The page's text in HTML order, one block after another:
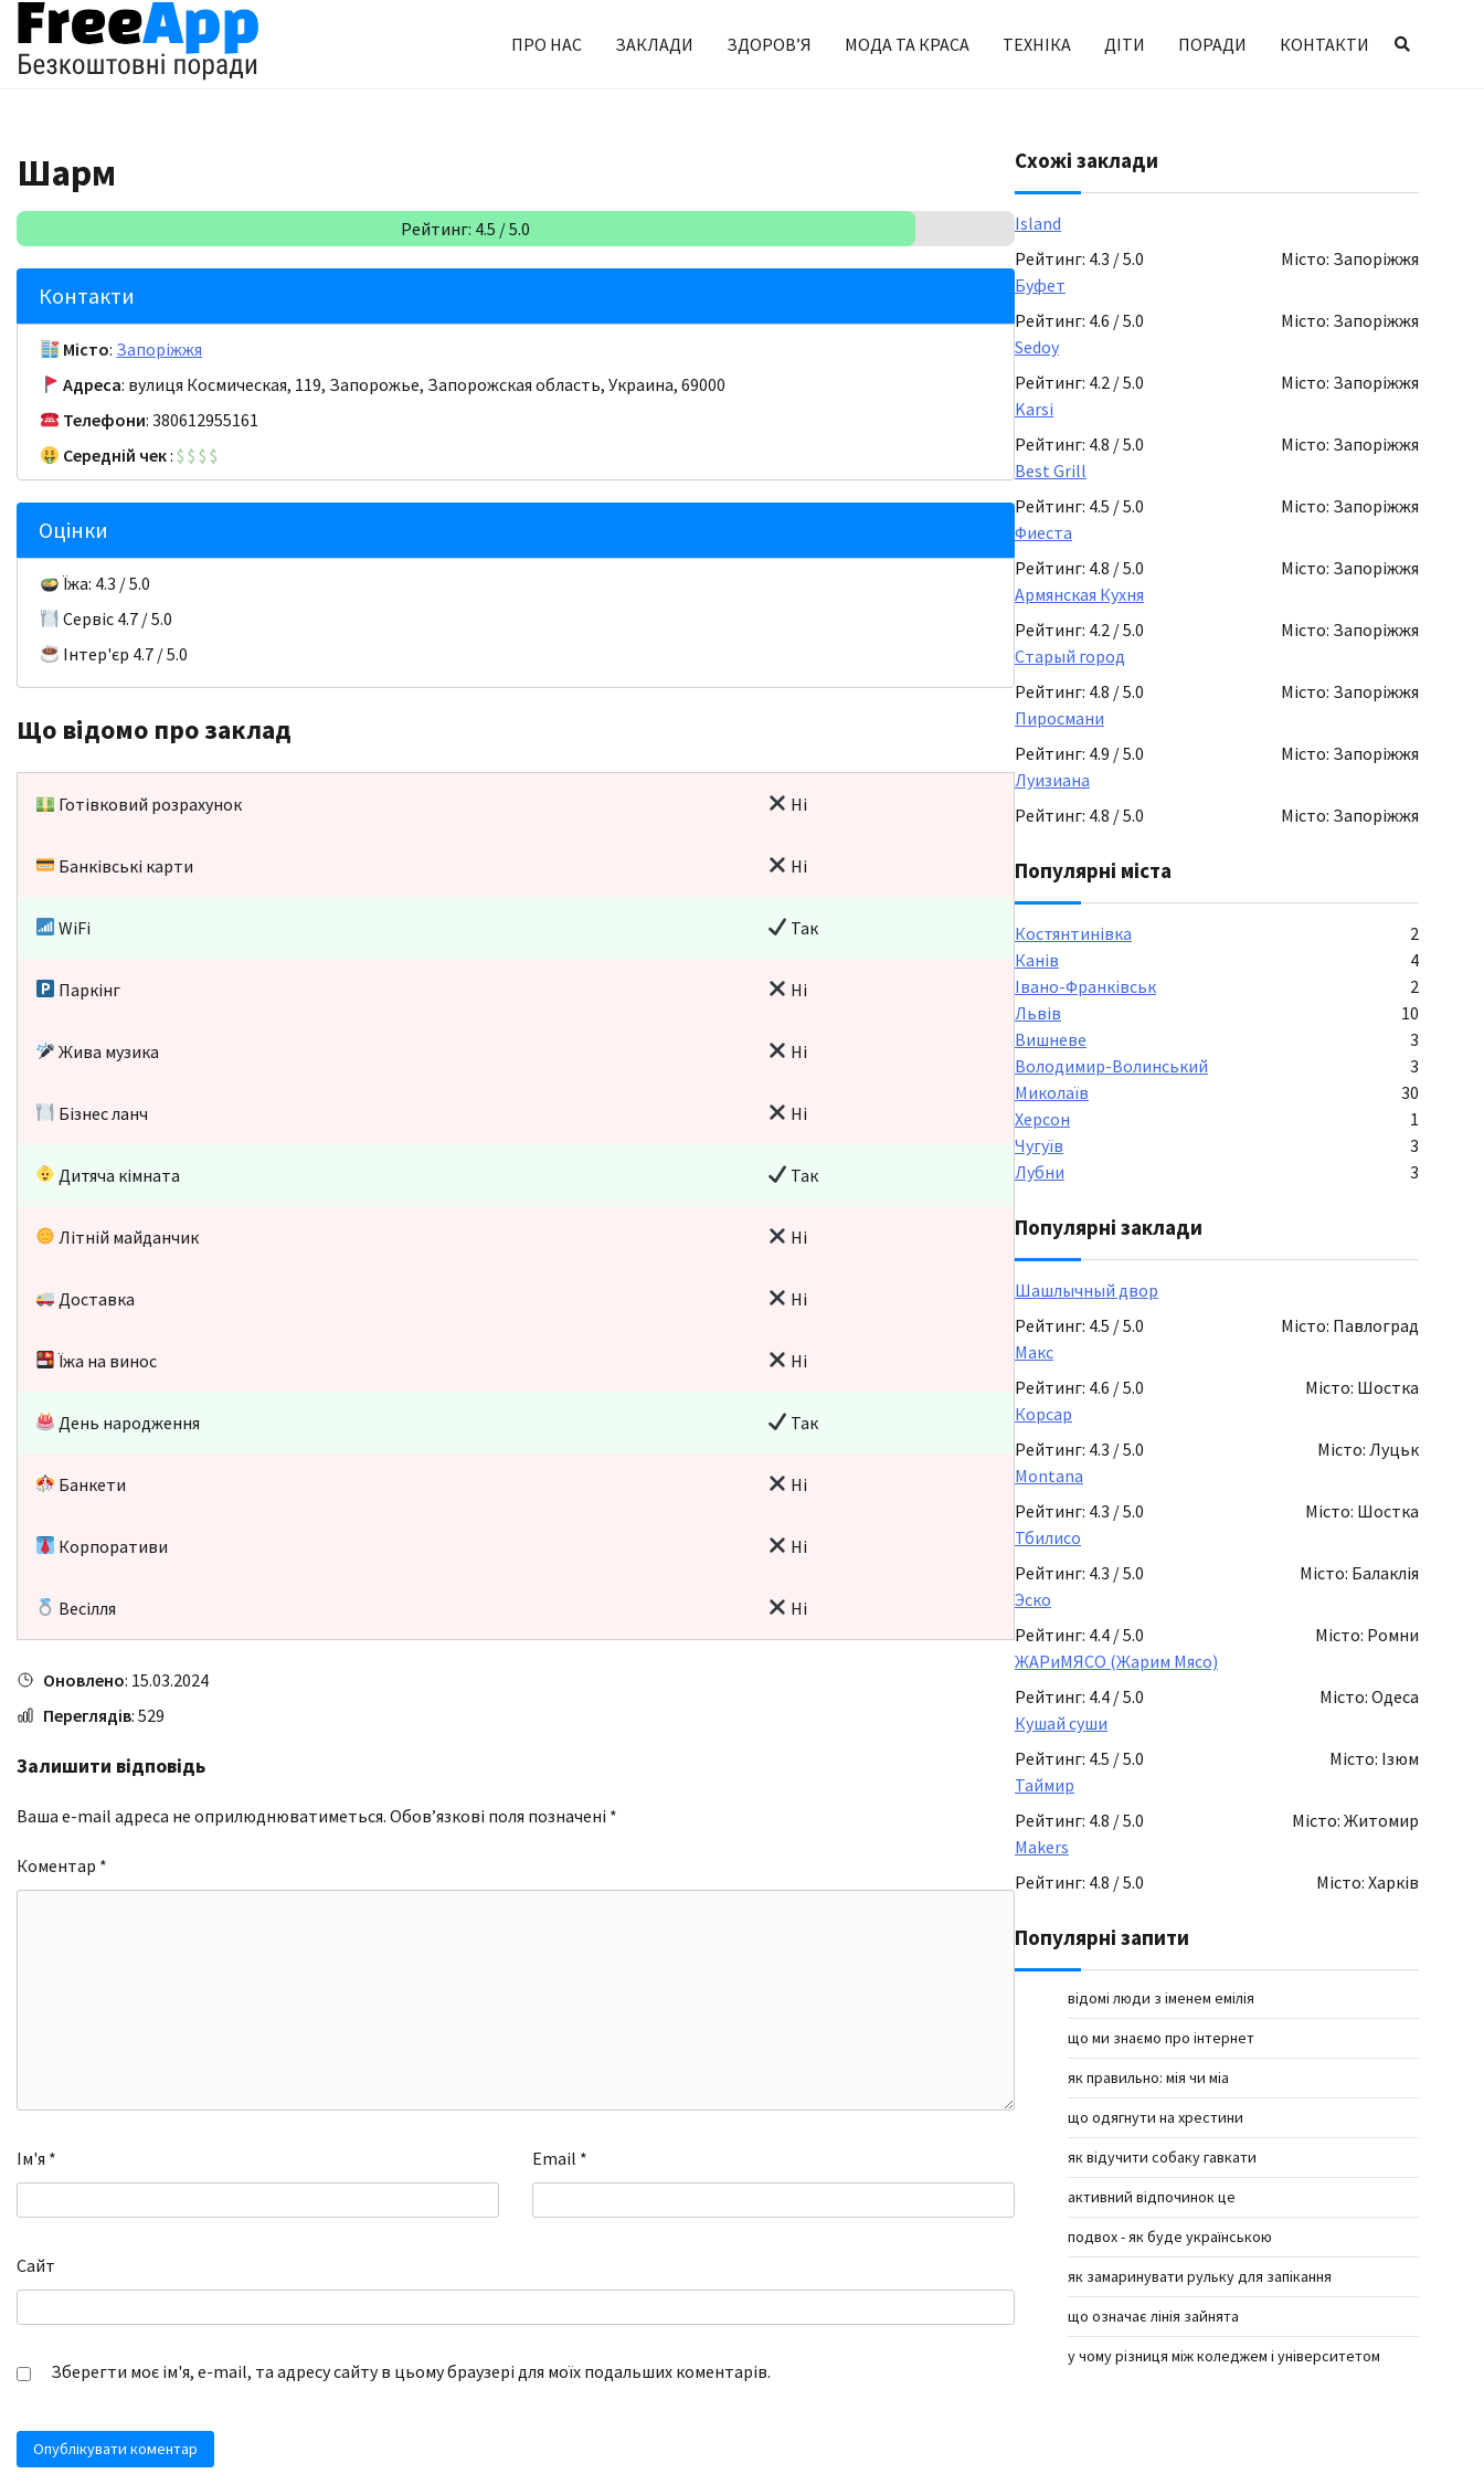
Перейти
до
вмісту
ПРО НАС ЗАКЛАДИ ЗДОРОВ’Я МОДА ТА КРАСА ТЕХНІКА ДІТИ ПОРАДИ КОНТАКТИ
Шарм
Рейтинг: 4.5 / 5.0
Контакти
Місто: Запоріжжя
Адреса: вулиця Космическая, 119, Запорожье, Запорожская область, Украина, 69000
Телефони: 380612955161
Середній чек:$ $ $ $
Оцінки
Їжа: 4.3 / 5.0
Сервіс 4.7 / 5.0
Інтер'єр 4.7 / 5.0
Що відомо про заклад
Готівковий розрахунок Ні
Банківські карти Ні
WiFi Так
Паркінг Ні
Жива музика Ні
Бізнес ланч Ні
Дитяча кімната Так
Літній майданчик Ні
Доставка Ні
Їжа на винос Ні
День народження Так
Банкети Ні
Корпоративи Ні
Весілля Ні
Оновлено: 15.03.2024
Переглядів: 529
Залишити відповідь
Ваша e-mail адреса не оприлюднюватиметься. Обов’язкові поля позначені *
Коментар *
Ім'я * Email *
Сайт
Зберегти моє ім'я, e-mail, та адресу сайту в цьому браузері для моїх подальших коментарів.
Схожі заклади
Island
Рейтинг: 4.3 / 5.0
Місто: Запоріжжя
Буфет
Рейтинг: 4.6 / 5.0
Місто: Запоріжжя
Sedoy
Рейтинг: 4.2 / 5.0
Місто: Запоріжжя
Karsi
Рейтинг: 4.8 / 5.0
Місто: Запоріжжя
Best Grill
Рейтинг: 4.5 / 5.0
Місто: Запоріжжя
Фиеста
Рейтинг: 4.8 / 5.0
Місто: Запоріжжя
Армянская Кухня
Рейтинг: 4.2 / 5.0
Місто: Запоріжжя
Старый город
Рейтинг: 4.8 / 5.0
Місто: Запоріжжя
Пиросмани
Рейтинг: 4.9 / 5.0
Місто: Запоріжжя
Луизиана
Рейтинг: 4.8 / 5.0
Місто: Запоріжжя
Популярні міста
Костянтинівка
2
Канів
4
Івано-Франківськ
2
Львів
10
Вишневе
3
Володимир-Волинський
3
Миколаїв
30
Херсон
1
Чугуїв
3
Лубни
3
Популярні заклади
Шашлычный двор
Рейтинг: 4.5 / 5.0
Місто: Павлоград
Макс
Рейтинг: 4.6 / 5.0
Місто: Шостка
Корсар
Рейтинг: 4.3 / 5.0
Місто: Луцьк
Montana
Рейтинг: 4.3 / 5.0
Місто: Шостка
Тбилисо
Рейтинг: 4.3 / 5.0
Місто: Балаклія
Эско
Рейтинг: 4.4 / 5.0
Місто: Ромни
ЖАРиМЯСО (Жарим Мясо)
Рейтинг: 4.4 / 5.0
Місто: Одеса
Кушай суши
Рейтинг: 4.5 / 5.0
Місто: Ізюм
Таймир
Рейтинг: 4.8 / 5.0
Місто: Житомир
Makers
Рейтинг: 4.8 / 5.0
Місто: Харків
Популярні запити
відомі люди з іменем емілія
що ми знаємо про інтернет
як правильно: мія чи міа
що одягнути на хрестини
як відучити собаку гавкати
активний відпочинок це
подвох - як буде українською
як замаринувати рульку для запікання
що означає лінія зайнята
у чому різниця між коледжем і університетом